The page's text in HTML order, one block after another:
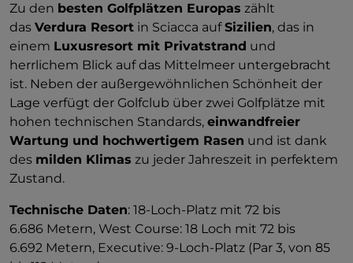
Zu den besten Golfplätzen Europas zählt
das Verdura Resort in Sciacca aufSizilien, das in
einem Luxusresort mit Privatstrand und
herrlichem Blick auf das Mittelmeer untergebracht
ist. Neben der außergewöhnlichen Schönheit der
Lage verfügt der Golfclub über zwei Golfplätze mit
hohen technischen Standards, einwandfreier
Wartung und hochwertigem Rasen und ist dank
des milden Klimas zu jeder Jahreszeit in perfektem
Zustand.
Technische Daten: 18-Loch-Platz mit 72 bis
6.686 Metern, West Course: 18 Loch mit 72 bis
6.692 Metern, Executive: 9-Loch-Platz (Par 3, von 85